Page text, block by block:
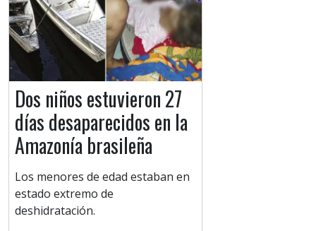
Dos niños estuvieron 27
días desaparecidos en la
Amazonía brasileña
Los menores de edad estaban en
estado extremo de
deshidratación.